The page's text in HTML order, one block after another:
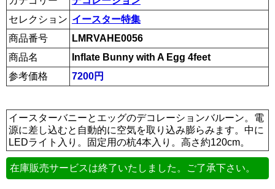
セレクション イースター特集
商品番号
LMRVAHE0056
商品名
Inflate Bunny with A Egg 4feet
参考価格
7200円
イースターバニーとエッグのデコレーションバルーン。電
源に差し込むと自動的に空気を取り込み膨らみます。中に
LEDライト入り。固定用の杭4本入り。高さ約120cm。
在庫販売サービスは終了いたしました。ご了承下さい。